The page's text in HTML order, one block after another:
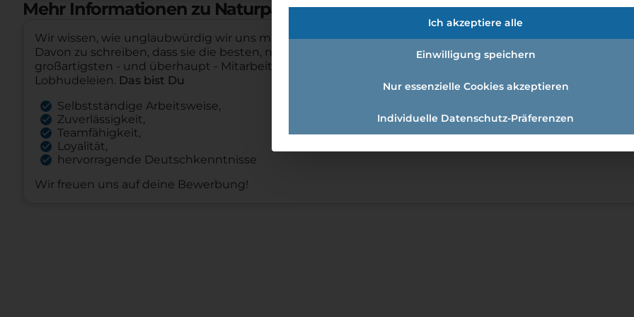
Mehr Informationen zu Naturparkhotel Bauernhofer
Wir wissen, wie unglaubwürdig wir uns machen, wenn wir das tun, was eigentlich eh fast alle anderen
Davon zu schreiben, dass sie die besten, nettesten, liebsten, charmantesten, herzlichsten,
großartigsten - und überhaupt - Mitarbeiter haben. Darum verzichten wir an dieser Stelle auf diese
Lobhudeleien. Das bist Du
Selbstständige Arbeitsweise,
Zuverlässigkeit,
Teamfähigkeit,
Loyalität,
hervorragende Deutschkenntnisse
Wir freuen uns auf deine Bewerbung!
Ich akzeptiere alle
Einwilligung speichern
Nur essenzielle Cookies akzeptieren
Individuelle Datenschutz-Präferenzen